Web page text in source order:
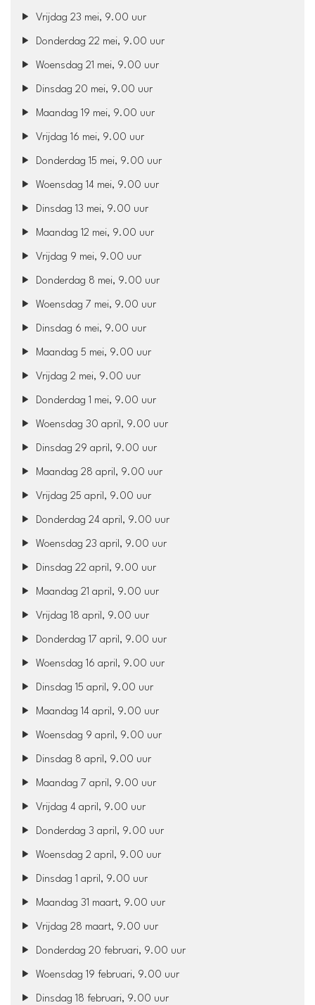
Vrijdag 23 mei, 9.00 uur
Donderdag 22 mei, 9.00 uur
Woensdag 21 mei, 9.00 uur
Dinsdag 20 mei, 9.00 uur
Maandag 19 mei, 9.00 uur
Vrijdag 16 mei, 9.00 uur
Donderdag 15 mei, 9.00 uur
Woensdag 14 mei, 9.00 uur
Dinsdag 13 mei, 9.00 uur
Maandag 12 mei, 9.00 uur
Vrijdag 9 mei, 9.00 uur
Donderdag 8 mei, 9.00 uur
Woensdag 7 mei, 9.00 uur
Dinsdag 6 mei, 9.00 uur
Maandag 5 mei, 9.00 uur
Vrijdag 2 mei, 9.00 uur
Donderdag 1 mei, 9.00 uur
Woensdag 30 april, 9.00 uur
Dinsdag 29 april, 9.00 uur
Maandag 28 april, 9.00 uur
Vrijdag 25 april, 9.00 uur
Donderdag 24 april, 9.00 uur
Woensdag 23 april, 9.00 uur
Dinsdag 22 april, 9.00 uur
Maandag 21 april, 9.00 uur
Vrijdag 18 april, 9.00 uur
Donderdag 17 april, 9.00 uur
Woensdag 16 april, 9.00 uur
Dinsdag 15 april, 9.00 uur
Maandag 14 april, 9.00 uur
Woensdag 9 april, 9.00 uur
Dinsdag 8 april, 9.00 uur
Maandag 7 april, 9.00 uur
Vrijdag 4 april, 9.00 uur
Donderdag 3 april, 9.00 uur
Woensdag 2 april, 9.00 uur
Dinsdag 1 april, 9.00 uur
Maandag 31 maart, 9.00 uur
Vrijdag 28 maart, 9.00 uur
Donderdag 20 februari, 9.00 uur
Woensdag 19 februari, 9.00 uur
Dinsdag 18 februari, 9.00 uur